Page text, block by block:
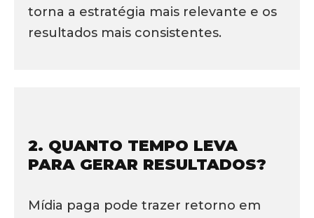
torna a estratégia mais relevante e os
resultados mais consistentes.
2. QUANTO TEMPO LEVA
PARA GERAR RESULTADOS?
Mídia paga pode trazer retorno em